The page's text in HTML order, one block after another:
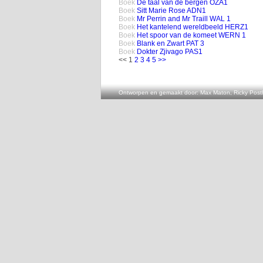
Boek De taal van de bergen OZA1
Boek Sitt Marie Rose ADN1
Boek Mr Perrin and Mr Traill WAL 1
Boek Het kantelend wereldbeeld HERZ1
Boek Het spoor van de komeet WERN 1
Boek Blank en Zwart PAT 3
Boek Dokter Zjivago PAS1
<< 1 2 3 4 5 >>
Ontworpen en gemaakt door: Max Maton, Ricky